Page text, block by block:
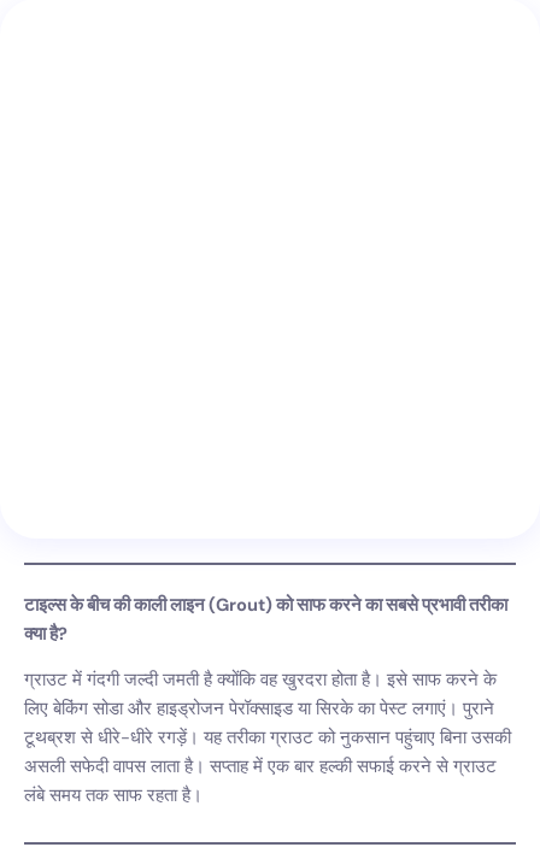
टाइल्स के बीच की काली लाइन (Grout) को साफ करने का सबसे प्रभावी तरीका
क्या है?
ग्राउट में गंदगी जल्दी जमती है क्योंकि वह खुरदरा होता है। इसे साफ करने के
लिए बेकिंग सोडा और हाइड्रोजन पेरॉक्साइड या सिरके का पेस्ट लगाएं। पुराने
टूथब्रश से धीरे-धीरे रगड़ें। यह तरीका ग्राउट को नुकसान पहुंचाए बिना उसकी
असली सफेदी वापस लाता है। सप्ताह में एक बार हल्की सफाई करने से ग्राउट
लंबे समय तक साफ रहता है।